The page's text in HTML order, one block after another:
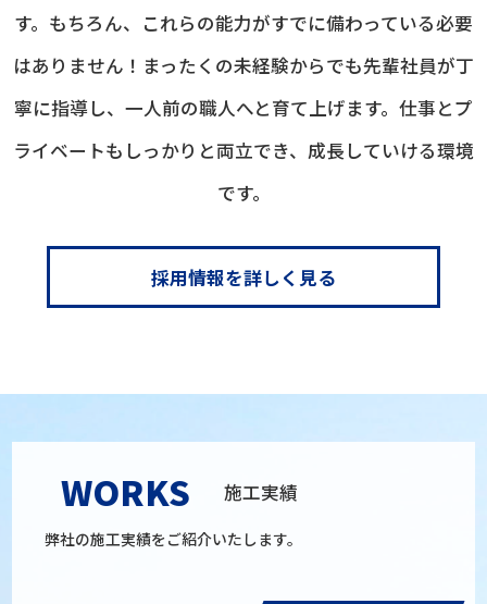
す。 もちろん、これらの能力がすでに備わっている必要
はありません！ まったくの未経験からでも先輩社員が丁
寧に指導し、 一人前の職人へと育て上げます。 仕事とプ
ライベートもしっかりと両立でき、成長していける環境
です。
採用情報を詳しく見る
WORKS 施工実績
弊社の施工実績をご紹介いたします。